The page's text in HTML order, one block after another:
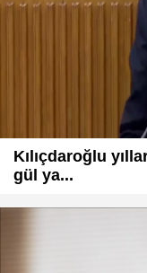
Kılıçdaroğlu
gül ya...